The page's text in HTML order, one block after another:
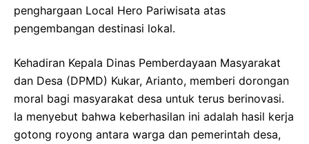
penghargaan Local Hero Pariwisata atas
pengembangan destinasi lokal.
Kehadiran Kepala Dinas Pemberdayaan Masyarakat
dan Desa (DPMD) Kukar, Arianto, memberi dorongan
moral bagi masyarakat desa untuk terus berinovasi.
Ia menyebut bahwa keberhasilan ini adalah hasil kerja
gotong royong antara warga dan pemerintah desa,